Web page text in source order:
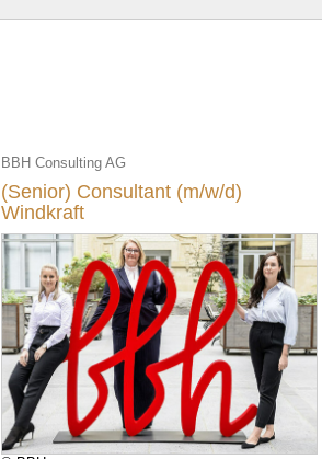
BBH Consulting AG
(Senior) Consultant (m/w/d)
Windkraft